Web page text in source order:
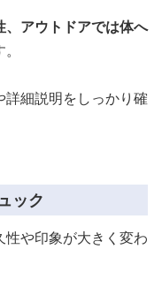
アウトドアでは体へ
細説明をしっかり確
ック
や印象が大きく変わ